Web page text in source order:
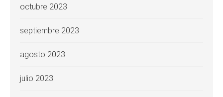
octubre 2023
septiembre 2023
agosto 2023
julio 2023